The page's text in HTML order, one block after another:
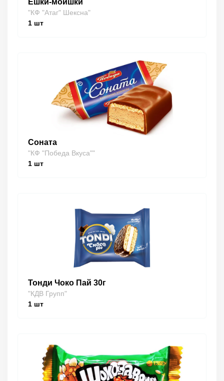
Ешки-моишки
"КФ "Атаг" Шексна"
1 шт
Соната
"КФ "Победа Вкуса""
1 шт
Тонди Чоко Пай 30г
"КДВ Групп"
1 шт